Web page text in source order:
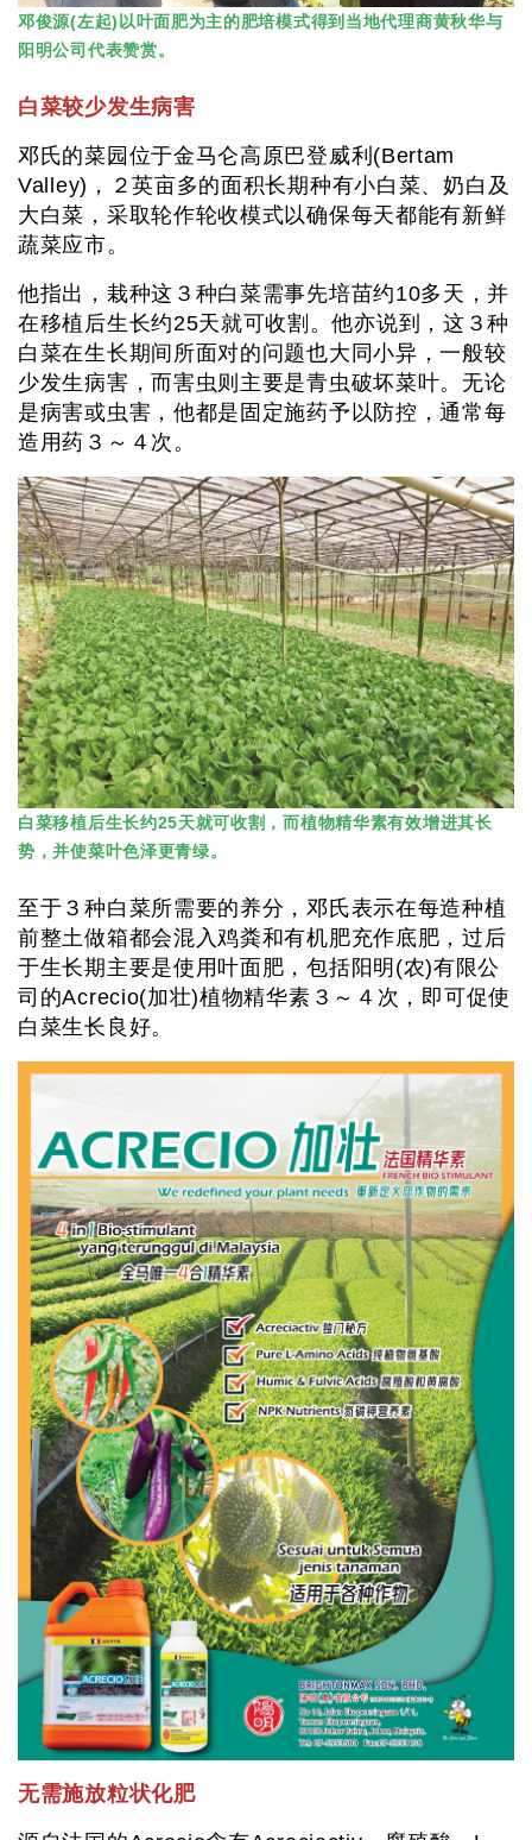
邓俊源(左起)以叶面肥为主的肥培模式得到当地代理商黄秋华与
阳明公司代表赞赏。
白菜较少发生病害
邓氏的菜园位于金马仑高原巴登威利(Bertam
Valley)，２英亩多的面积长期种有小白菜、奶白及
大白菜，采取轮作轮收模式以确保每天都能有新鲜
蔬菜应市。
他指出，栽种这３种白菜需事先培苗约10多天，并
在移植后生长约25天就可收割。他亦说到，这３种
白菜在生长期间所面对的问题也大同小异，一般较
少发生病害，而害虫则主要是青虫破坏菜叶。无论
是病害或虫害，他都是固定施药予以防控，通常每
造用药３～４次。
白菜移植后生长约25天就可收割，而植物精华素有效增进其长
势，并使菜叶色泽更青绿。
至于３种白菜所需要的养分，邓氏表示在每造种植
前整土做箱都会混入鸡粪和有机肥充作底肥，过后
于生长期主要是使用叶面肥，包括阳明(农)有限公
司的Acrecio(加壮)植物精华素３～４次，即可促使
白菜生长良好。
无需施放粒状化肥